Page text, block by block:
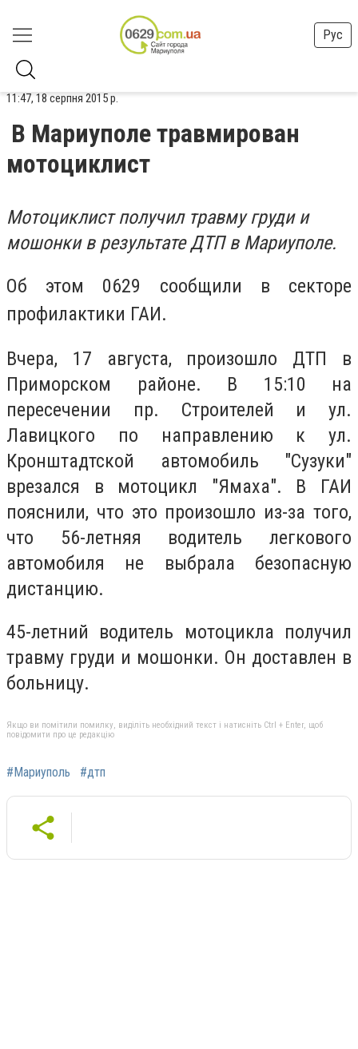
Рус
11:47, 18 серпня 2015 р.
В Мариуполе травмирован
мотоциклист
Мотоциклист получил травму груди и
мошонки в результате ДТП в Мариуполе.
Об этом 0629 сообщили в секторе
профилактики ГАИ.
Вчера, 17 августа, произошло ДТП в
Приморском районе. В 15:10 на
пересечении пр. Строителей и ул.
Лавицкого по направлению к ул.
Кронштадтской автомобиль "Сузуки"
врезался в мотоцикл "Ямаха". В ГАИ
пояснили, что это произошло из-за того,
что 56-летняя водитель легкового
автомобиля не выбрала безопасную
дистанцию.
45-летний водитель мотоцикла получил
травму груди и мошонки. Он доставлен в
больницу.
Якщо ви помітили помилку, виділіть необхідний текст і натисніть Ctrl + Enter, щоб
повідомити про це редакцію
#Мариуполь #дтп